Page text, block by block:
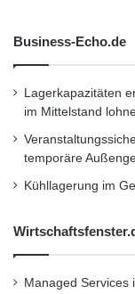
Business-Echo.de
Lagerkapazitäten
im Mittelstand
temporäre
Kühllagerung im
Managed Services